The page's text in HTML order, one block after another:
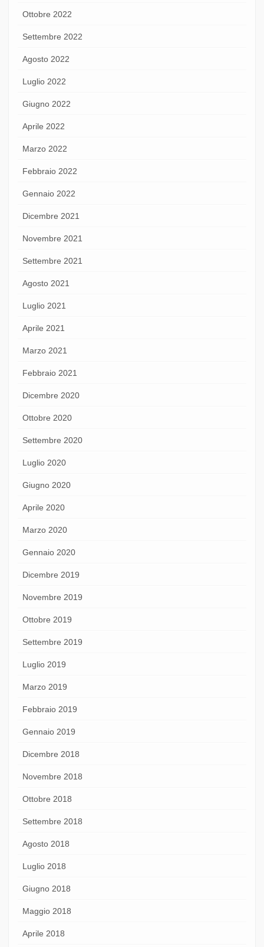
Ottobre 2022
Settembre 2022
Agosto 2022
Luglio 2022
Giugno 2022
Aprile 2022
Marzo 2022
Febbraio 2022
Gennaio 2022
Dicembre 2021
Novembre 2021
Settembre 2021
Agosto 2021
Luglio 2021
Aprile 2021
Marzo 2021
Febbraio 2021
Dicembre 2020
Ottobre 2020
Settembre 2020
Luglio 2020
Giugno 2020
Aprile 2020
Marzo 2020
Gennaio 2020
Dicembre 2019
Novembre 2019
Ottobre 2019
Settembre 2019
Luglio 2019
Marzo 2019
Febbraio 2019
Gennaio 2019
Dicembre 2018
Novembre 2018
Ottobre 2018
Settembre 2018
Agosto 2018
Luglio 2018
Giugno 2018
Maggio 2018
Aprile 2018